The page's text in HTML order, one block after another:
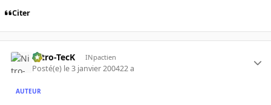
Citer
Nitro-TecK INpactien
Posté(e) le 3 janvier 200422 a
AUTEUR